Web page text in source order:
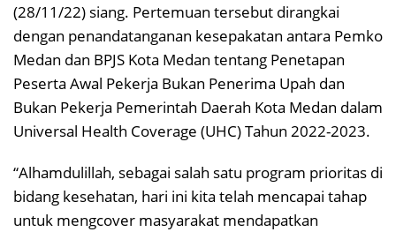
(28/11/22) siang. Pertemuan tersebut dirangkai
dengan penandatanganan kesepakatan antara Pemko
Medan dan BPJS Kota Medan tentang Penetapan
Peserta Awal Pekerja Bukan Penerima Upah dan
Bukan Pekerja Pemerintah Daerah Kota Medan dalam
Universal Health Coverage (UHC) Tahun 2022-2023.
“Alhamdulillah, sebagai salah satu program prioritas di
bidang kesehatan, hari ini kita telah mencapai tahap
untuk mengcover masyarakat mendapatkan